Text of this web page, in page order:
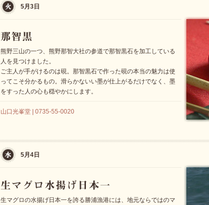
5月3日
熊野三山の一つ、熊野那智大社の参道で那智黒石を加工している
人を見つけました。
ご主人が手がけるのは硯。那智黒石で作った硯の本当の魅力は使
ってこそ分かるもの。滑らかないい墨が仕上がるだけでなく、墨
をすった人の心も穏やかにします。
山口光峯堂 | 0735-55-0020
5月4日
生マグロの水揚げ日本一を誇る勝浦漁港には、地元ならではのマ